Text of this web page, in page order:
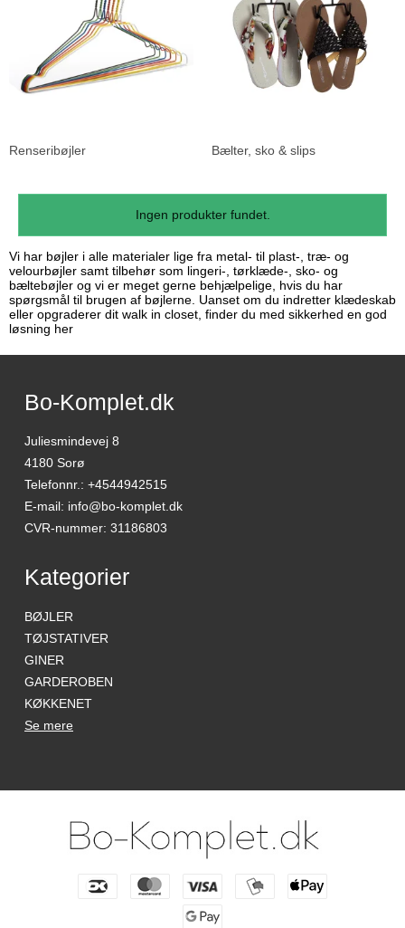
Renseribøjler Bælter, sko & slips
Ingen produkter fundet.
Vi har bøjler i alle materialer lige fra metal- til plast-, træ- og
velourbøjler samt tilbehør som lingeri-, tørklæde-, sko- og
bæltebøjler og vi er meget gerne behjælpelige, hvis du har
spørgsmål til brugen af bøjlerne. Uanset om du indretter klædeskab
eller opgraderer dit walk in closet, finder du med sikkerhed en god
løsning her
Bo-Komplet.dk
Juliesmindevej 8
4180 Sorø
Telefonnr.: +4544942515
E-mail: info@bo-komplet.dk
CVR-nummer: 31186803
Kategorier
BØJLER
TØJSTATIVER
GINER
GARDEROBEN
KØKKENET
Se mere